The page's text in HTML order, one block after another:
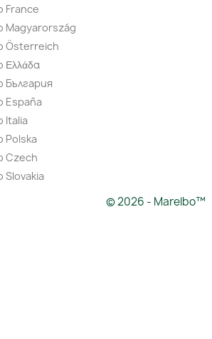
France
Magyarország
Österreich
Ελλάδα
България
España
Italia
Polska
Czech
Slovakia
© 2026 - Marelbo™